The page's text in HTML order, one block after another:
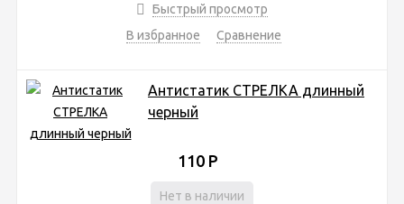
Быстрый просмотр
В избранное
Сравнение
Антистатик СТРЕЛКА длинный
черный
110 Р
Нет в наличии